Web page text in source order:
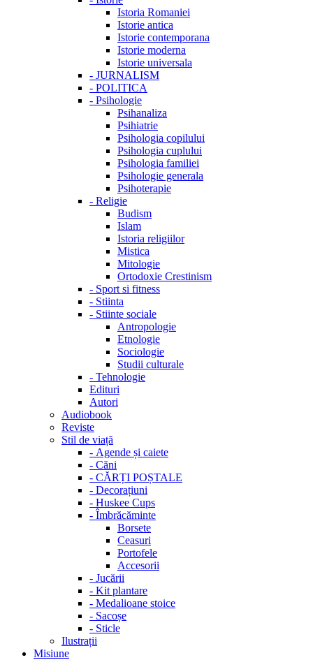
Istoria Romaniei
Istorie antica
Istorie contemporana
Istorie moderna
Istorie universala
- JURNALISM
- POLITICA
- Psihologie
Psihanaliza
Psihiatrie
Psihologia copilului
Psihologia cuplului
Psihologia familiei
Psihologie generala
Psihoterapie
- Religie
Budism
Islam
Istoria religiilor
Mistica
Mitologie
Ortodoxie Crestinism
- Sport si fitness
- Stiinta
- Stiinte sociale
Antropologie
Etnologie
Sociologie
Studii culturale
- Tehnologie
Edituri
Autori
Audiobook
Reviste
Stil de viață
- Agende și caiete
- Căni
- CĂRȚI POȘTALE
- Decorațiuni
- Huskee Cups
- Îmbrăcăminte
Borsete
Ceasuri
Portofele
Accesorii
- Jucării
- Kit plantare
- Medalioane stoice
- Sacoșe
- Sticle
Ilustrații
Misiune